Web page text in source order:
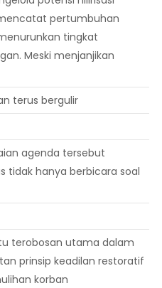
pertumbuhan
tingkat
Meski menjanjikan
terus bergulir
agenda tersebut
tidak hanya berbicara soal
terobosan utama dalam
prinsip keadilan restoratif
korban